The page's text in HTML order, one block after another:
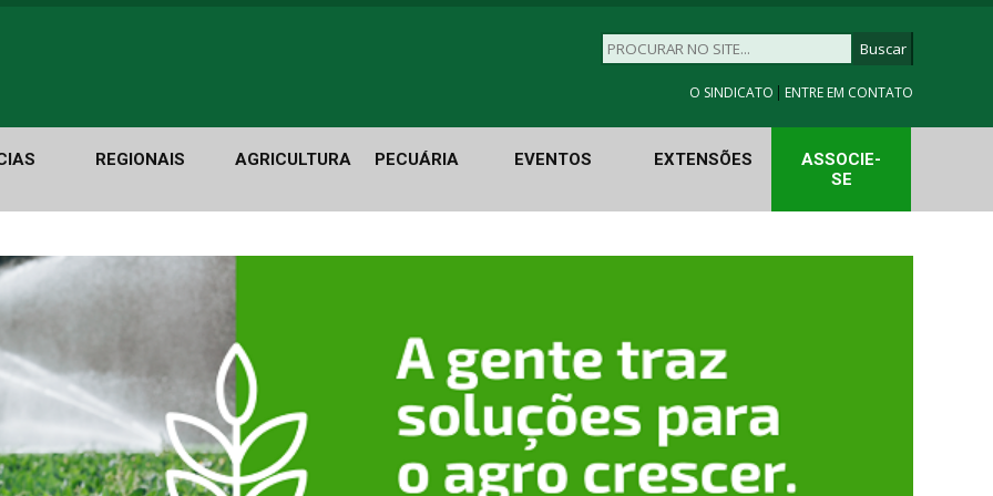
O SINDICATO | ENTRE EM CONTATO
REGIONAIS AGRICULTURA PECUÁRIA EVENTOS EXTENSÕES
ASSOCIE-
SE